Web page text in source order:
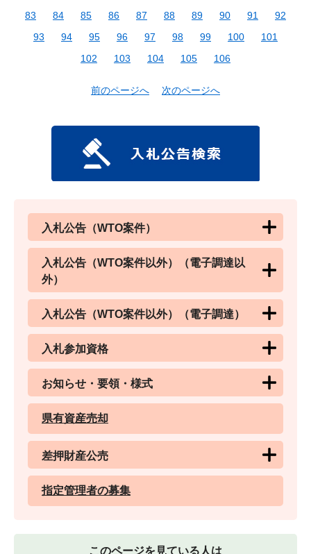
83
84 85 86 87 88 89 90 91
92
93
94 95 96 97 98 99 100
101
102
103 104 105 106
前のページへ 次のページへ
入札公告（WTO案件）
入札公告（WTO案件以外）（電子調達以
外）
入札公告（WTO案件以外）（電子調達）
入札参加資格
お知らせ・要領・様式
県有資産売却
差押財産公売
指定管理者の募集
このページを見ている人は